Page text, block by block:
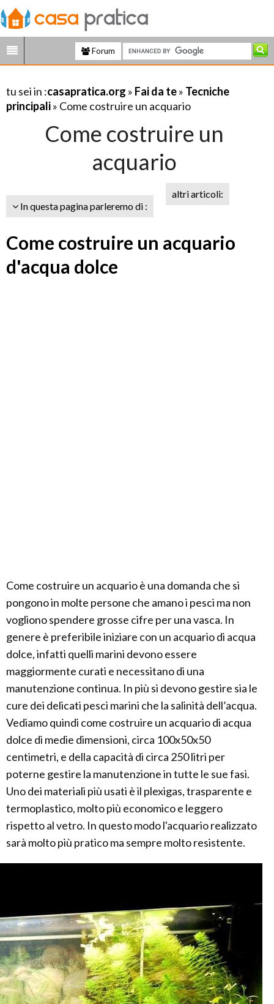
Forum
tu sei in :casapratica.org » Fai da te» Tecniche
principali» Come costruire un acquario
Come costruire un
acquario
In questa pagina parleremo di :
altri articoli:
Come costruire un acquario
d'acqua dolce
Come costruire un acquario è una domanda che si
pongono in molte persone che amano i pesci ma non
vogliono spendere grosse cifre per una vasca. In
genere è preferibile iniziare con un acquario di acqua
dolce, infatti quelli marini devono essere
maggiormente curati e necessitano di una
manutenzione continua. In più si devono gestire sia le
cure dei delicati pesci marini che la salinità dell’acqua.
Vediamo quindi come costruire un acquario di acqua
dolce di medie dimensioni, circa 100x50x50
centimetri, e della capacità di circa 250 litri per
poterne gestire la manutenzione in tutte le sue fasi.
Uno dei materiali più usati è il plexigas, trasparente e
termoplastico, molto più economico e leggero
rispetto al vetro. In questo modo l'acquario realizzato
sarà molto più pratico ma sempre molto resistente.